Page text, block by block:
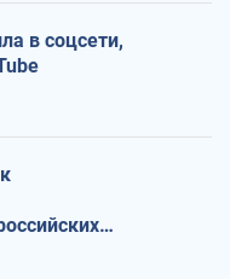
в соцсети,